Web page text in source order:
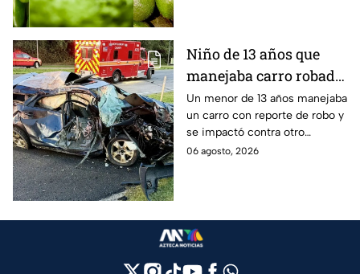
Niño de 13 años que
manejaba carro robado
provoca brutal
accidente; hay un
muerto y heridos de
gravedad
Un menor de 13 años manejaba
un carro con reporte de robo y
se impactó contra otro
vehículo en Maryland, Estados
06 agosto, 2026